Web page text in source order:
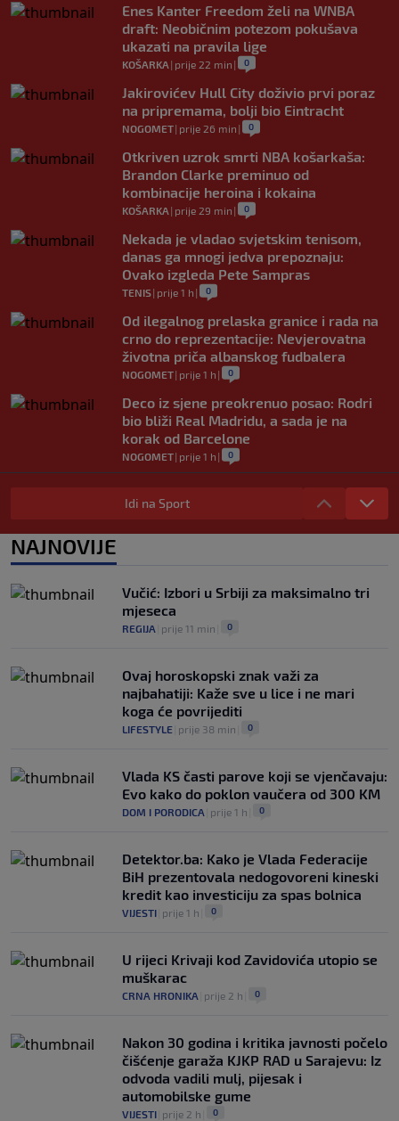
Enes Kanter Freedom želi na WNBA
draft: Neobičnim potezom pokušava
ukazati na pravila lige
KOŠARKA | prije 22 min | 0
Jakirovićev Hull City doživio prvi poraz
na pripremama, bolji bio Eintracht
NOGOMET| prije 26 min | 0
Otkriven uzrok smrti NBA košarkaša:
Brandon Clarke preminuo od
kombinacije heroina i kokaina
KOŠARKA | prije 29 min | 0
Nekada je vladao svjetskim tenisom,
danas ga mnogi jedva prepoznaju:
Ovako izgleda Pete Sampras
TENIS| prije 1 h | 0
Od ilegalnog prelaska granice i rada na
crno do reprezentacije: Nevjerovatna
životna priča albanskog fudbalera
NOGOMET| prije 1 h | 0
Deco iz sjene preokrenuo posao: Rodri
bio bliži Real Madridu, a sada je na
korak od Barcelone
NOGOMET| prije 1 h | 0
River Plate napravio veliki posao:
Reprezentativac Argentine stigao iz
NOGOMET|prije 1 h| 0
Najopasniji je u reketu, ali mora dodatno
ojačati
KOŠARKA|prije 1 h
Idi na Sport
NAJNOVIJE
Vučić: Izbori u Srbiji za maksimalno tri
mjeseca
REGIJA prije 11 min 0
Ovaj horoskopski znak važi za
najbahatiji: Kaže sve u lice i ne mari
koga će povrijediti
LIFESTYLE prije 38 min 0
Vlada KS časti parove koji se vjenčavaju:
Evo kako do poklon vaučera od 300 KM
DOM I PORODICA prije 1 h 0
Detektor.ba: Kako je Vlada Federacije
BiH prezentovala nedogovoreni kineski
kredit kao investiciju za spas bolnica
VIJESTI prije 1 h 0
U rijeci Krivaji kod Zavidovića utopio se
muškarac
CRNA HRONIKA prije 2 h 0
Nakon 30 godina i kritika javnosti počelo
čišćenje garaža KJKP RAD u Sarajevu: Iz
odvoda vadili mulj, pijesak i
automobilske gume
VIJESTI prije 2 h 0